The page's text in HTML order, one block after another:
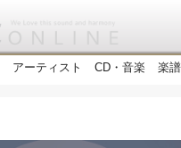
アーティスト CD・音楽 楽